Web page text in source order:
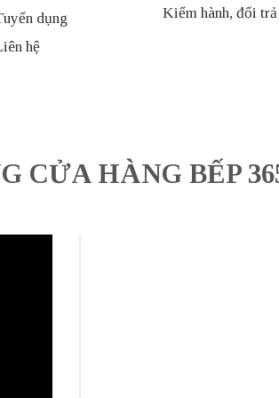
dụng
hệ
Kiểm hành, đổi trả
CỬA HÀNG BẾP